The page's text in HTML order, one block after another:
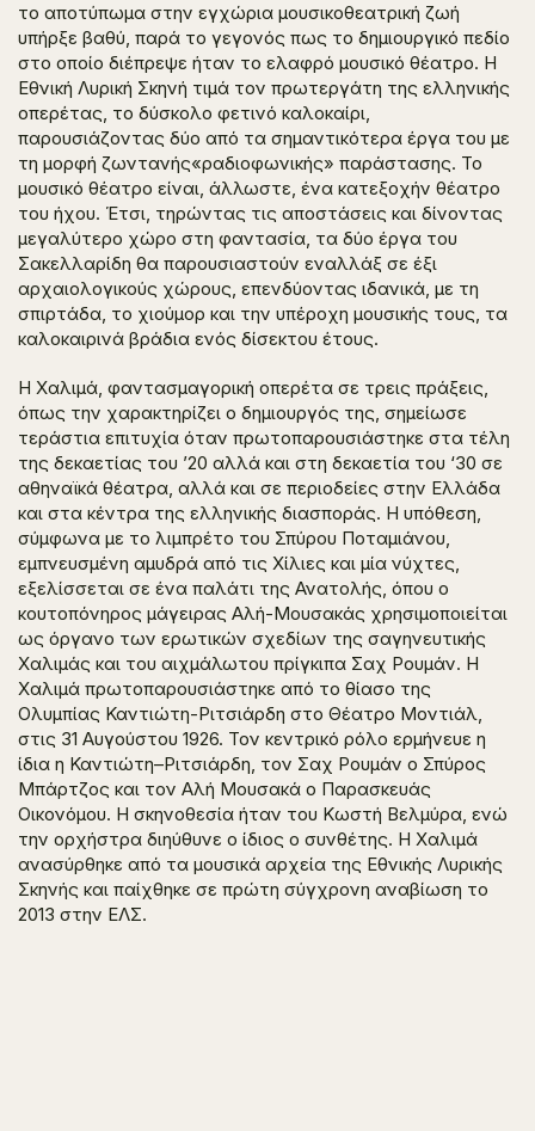
το αποτύπωμα στην εγχώρια μουσικοθεατρική ζωή
υπήρξε βαθύ, παρά το γεγονός πως το δημιουργικό πεδίο
στο οποίο διέπρεψε ήταν το ελαφρό μουσικό θέατρο. Η
Εθνική Λυρική Σκηνή τιμά τον πρωτεργάτη της ελληνικής
οπερέτας, το δύσκολο φετινό καλοκαίρι,
παρουσιάζοντας δύο από τα σημαντικότερα έργα του με
τη μορφή ζωντανής«ραδιοφωνικής» παράστασης. Το
μουσικό θέατρο είναι, άλλωστε, ένα κατεξοχήν θέατρο
του ήχου. Έτσι, τηρώντας τις αποστάσεις και δίνοντας
μεγαλύτερο χώρο στη φαντασία, τα δύο έργα του
Σακελλαρίδη θα παρουσιαστούν εναλλάξ σε έξι
αρχαιολογικούς χώρους, επενδύοντας ιδανικά, με τη
σπιρτάδα, το χιούμορ και την υπέροχη μουσικής τους, τα
καλοκαιρινά βράδια ενός δίσεκτου έτους.
Η Χαλιμά, φαντασμαγορική οπερέτα σε τρεις πράξεις,
όπως την χαρακτηρίζει ο δημιουργός της, σημείωσε
τεράστια επιτυχία όταν πρωτοπαρουσιάστηκε στα τέλη
της δεκαετίας του ’20 αλλά και στη δεκαετία του ‘30 σε
αθηναϊκά θέατρα, αλλά και σε περιοδείες στην Ελλάδα
και στα κέντρα της ελληνικής διασποράς. Η υπόθεση,
σύμφωνα με το λιμπρέτο του Σπύρου Ποταμιάνου,
εμπνευσμένη αμυδρά από τις Χίλιες και μία νύχτες,
εξελίσσεται σε ένα παλάτι της Ανατολής, όπου ο
κουτοπόνηρος μάγειρας Αλή-Μουσακάς χρησιμοποιείται
ως όργανο των ερωτικών σχεδίων της σαγηνευτικής
Χαλιμάς και του αιχμάλωτου πρίγκιπα Σαχ Ρουμάν. Η
Χαλιμά πρωτοπαρουσιάστηκε από το θίασο της
Ολυμπίας Καντιώτη-Ριτσιάρδη στο Θέατρο Μοντιάλ,
στις 31 Αυγούστου 1926. Τον κεντρικό ρόλο ερμήνευε η
ίδια η Καντιώτη–Ριτσιάρδη, τον Σαχ Ρουμάν ο Σπύρος
Μπάρτζος και τον Αλή Μουσακά ο Παρασκευάς
Οικονόμου. Η σκηνοθεσία ήταν του Κωστή Βελμύρα, ενώ
την ορχήστρα διηύθυνε ο ίδιος ο συνθέτης. Η Χαλιμά
ανασύρθηκε από τα μουσικά αρχεία της Εθνικής Λυρικής
Σκηνής και παίχθηκε σε πρώτη σύγχρονη αναβίωση το
2013 στην ΕΛΣ.